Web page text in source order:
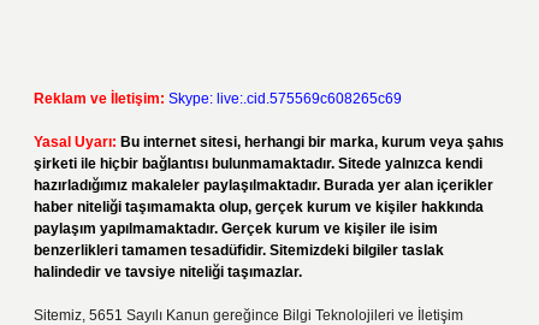
Reklam ve İletişim: Skype: live:.cid.575569c608265c69
Yasal Uyarı: Bu internet sitesi, herhangi bir marka, kurum veya şahıs
şirketi ile hiçbir bağlantısı bulunmamaktadır. Sitede yalnızca kendi
hazırladığımız makaleler paylaşılmaktadır. Burada yer alan içerikler
haber niteliği taşımamakta olup, gerçek kurum ve kişiler hakkında
paylaşım yapılmamaktadır. Gerçek kurum ve kişiler ile isim
benzerlikleri tamamen tesadüfidir. Sitemizdeki bilgiler taslak
halindedir ve tavsiye niteliği taşımazlar.
Sitemiz, 5651 Sayılı Kanun gereğince Bilgi Teknolojileri ve İletişim